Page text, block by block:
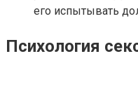
его испытывать
Психология